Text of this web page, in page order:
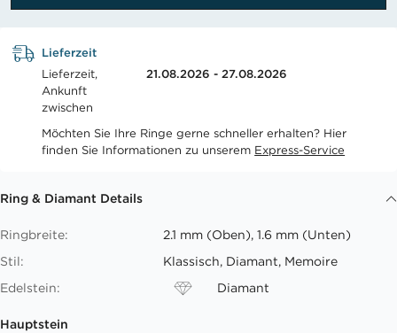
Lieferzeit
Lieferzeit,
Ankunft
zwischen
21.08.2026 - 27.08.2026
Möchten Sie Ihre Ringe gerne schneller erhalten? Hier
finden Sie Informationen zu unserem Express-Service
Ring & Diamant Details
Ringbreite:
2.1 mm (Oben), 1.6 mm (Unten)
Stil:
Klassisch, Diamant, Memoire
Edelstein:
Diamant
Hauptstein